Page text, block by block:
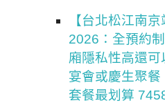
【台北松江南
2026：全預約
廂隱私性高還
宴會或慶生聚餐
套餐最划算